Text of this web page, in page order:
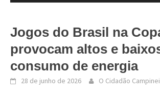
Jogos do Brasil na
provocam altos e
consumo de energia
28 de junho de 2026 O Cidadão